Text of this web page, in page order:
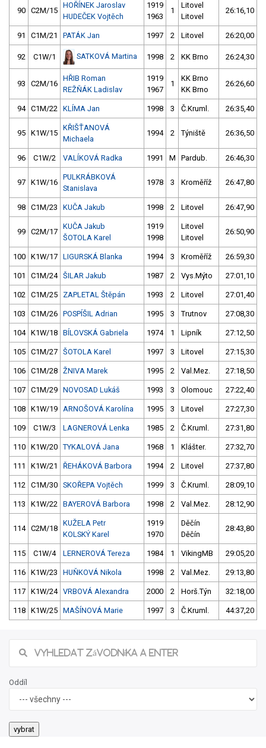
90 C2M/15
HOŘÍNEK Jaroslav
HUDEČEK Vojtěch
1919
1963
1
Litovel
Litovel
26:16,10
91 C1M/21 PATÁK Jan 1997 2 Litovel 26:20,00
92 C1W/1 SATKOVÁ Martina 1998 2 KK Brno 26:24,30
93 C2M/16
HŘIB Roman
REŽŇÁK Ladislav
1919
1967
1
KK Brno
KK Brno
26:26,60
94 C1M/22 KLÍMA Jan 1998 3 Č.Kruml. 26:35,40
95 K1W/15
KŘIŠŤANOVÁ
Michaela
1994 2 Týniště 26:36,50
96 C1W/2 VALÍKOVÁ Radka 1991 M Pardub. 26:46,30
97 K1W/16
PULKRÁBKOVÁ
Stanislava
1978 3 Kroměříž 26:47,80
98 C1M/23 KUČA Jakub 1998 2 Litovel 26:47,90
99 C2M/17
KUČA Jakub
ŠOTOLA Karel
1919
1998
Litovel
Litovel
26:50,90
100 K1W/17 LIGURSKÁ Blanka 1994 3 Kroměříž 26:59,30
101 C1M/24 ŠILAR Jakub 1987 2 Vys.Mýto 27:01,10
102 C1M/25 ZAPLETAL Štěpán 1993 2 Litovel 27:01,40
103 C1M/26 POSPÍŠIL Adrian 1995 3 Trutnov 27:08,30
104 K1W/18 BÍLOVSKÁ Gabriela 1974 1 Lipník 27:12,50
105 C1M/27 ŠOTOLA Karel 1997 3 Litovel 27:15,30
106 C1M/28 ŽNIVA Marek 1995 2 Val.Mez. 27:18,50
107 C1M/29 NOVOSAD Lukáš 1993 3 Olomouc 27:22,40
108 K1W/19 ARNOŠOVÁ Karolína 1995 3 Litovel 27:27,30
109 C1W/3 LAGNEROVÁ Lenka 1985 2 Č.Kruml. 27:31,80
110 K1W/20 TYKALOVÁ Jana 1968 1 Klášter. 27:32,70
111 K1W/21 ŘEHÁKOVÁ Barbora 1994 2 Litovel 27:37,80
112 C1M/30 SKOŘEPA Vojtěch 1999 3 Č.Kruml. 28:09,10
113 K1W/22 BAYEROVÁ Barbora 1998 2 Val.Mez. 28:12,90
114 C2M/18
KUŽELA Petr
KOLSKÝ Karel
1919
1970
Děčín
Děčín
28:43,80
115 C1W/4 LERNEROVÁ Tereza 1984 1 VikingMB 29:05,20
116 K1W/23 HUŇKOVÁ Nikola 1998 2 Val.Mez. 29:13,80
117 K1W/24 VRBOVÁ Alexandra 2000 2 Horš.Týn 32:18,00
118 K1W/25 MAŠÍNOVÁ Marie 1997 3 Č.Kruml. 44:37,20
Oddíl